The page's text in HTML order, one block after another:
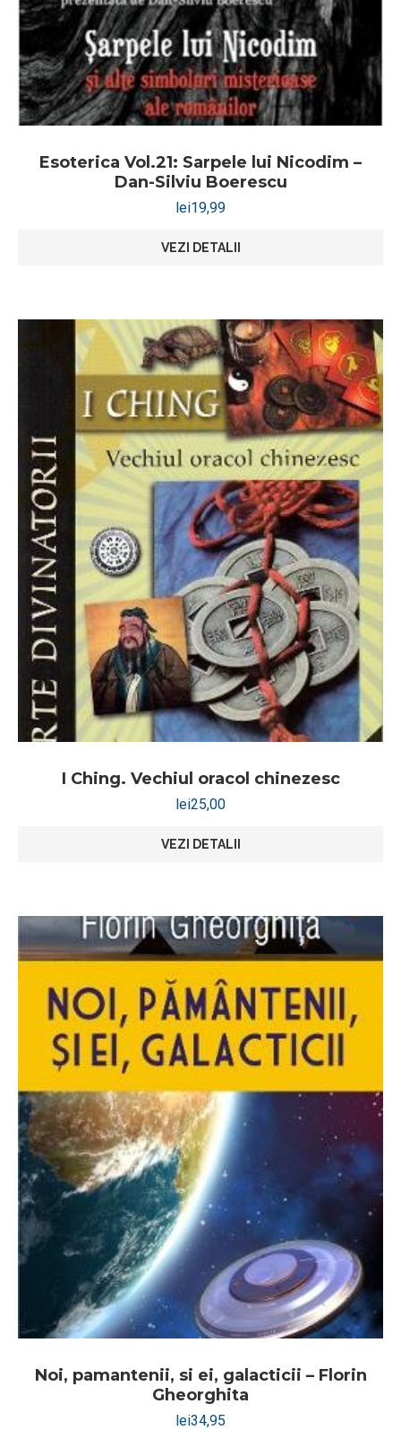
Esoterica Vol.21: Sarpele lui Nicodim –
Dan-Silviu Boerescu
lei19,99
VEZI DETALII
I Ching. Vechiul oracol chinezesc
lei25,00
VEZI DETALII
Noi, pamantenii, si ei, galacticii – Florin
Gheorghita
lei34,95